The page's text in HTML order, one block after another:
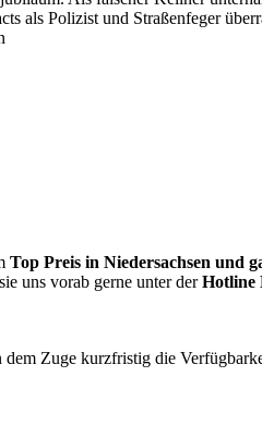
als Polizist und Straßenfeger
Top Preis in Niedersachsen und
uns vorab gerne unter derHotline
Zuge kurzfristig die